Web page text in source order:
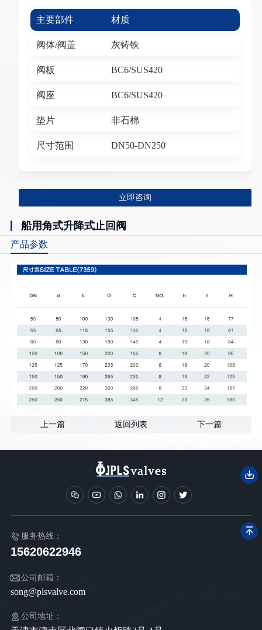
主要部件 材质
阀体/阀盖 灰铸铁
阀板 BC6/SUS420
阀座 BC6/SUS420
垫片 非石棉
尺寸范围 DN50-DN250
立即咨询
船用角式升降式止回阀
产品参数
上一篇 返回列表 下一篇
服务热线：
15620622946
公司邮箱：
song@plsvalve.com
公司地址：